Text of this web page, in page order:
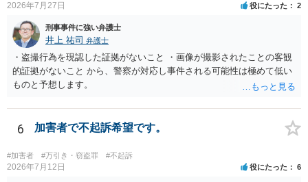
2026年7月27日 役にたった 2
刑事事件に強い弁護士
井上 祐司 弁護士
・盗撮行為を現認した証拠がないこと ・画像が撮影されたことの客観
的証拠がないこと から、警察が対応し事件される可能性は極めて低い
ものと予想します。
6 加害者で不起訴希望です。
#加害者 #万引き・窃盗罪 #不起訴
2026年7月12日 役にたった 6